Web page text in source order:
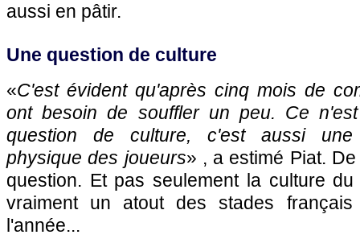
aussi en pâtir.
Une question de culture
«C'est évident qu'après cinq mois de
ont besoin de souffler un peu. Ce
question de culture, c'est aussi une
physique des joueurs» , a estimé Piat.
question. Et pas seulement la culture
vraiment un atout des stades
l'année...